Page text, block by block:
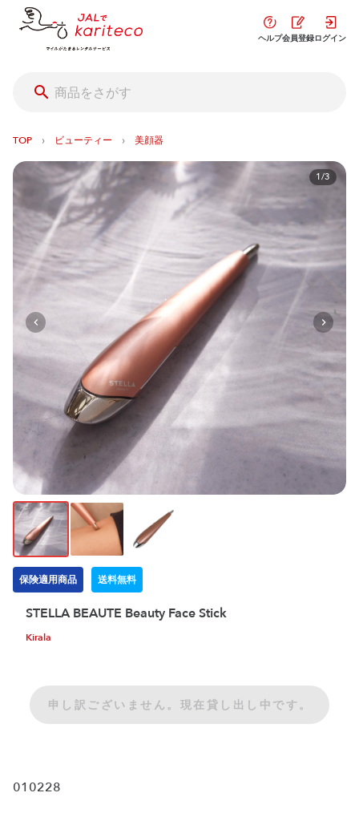
ヘルプ会員登録ログイン
TOP › ビューティー › 美顔器
1/3
保険適用商品 送料無料
STELLA BEAUTE Beauty Face Stick
Kirala
申し訳ございません。現在貸し出し中です。
010228